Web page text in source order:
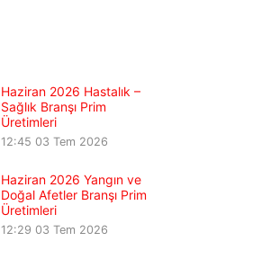
Haziran 2026 Hastalık –
Sağlık Branşı Prim
Üretimleri
12:45 03 Tem 2026
Haziran 2026 Yangın ve
Doğal Afetler Branşı Prim
Üretimleri
12:29 03 Tem 2026